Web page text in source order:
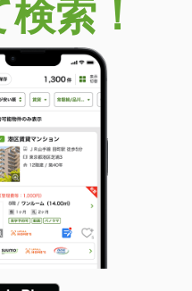
山市八尾町杉田
市四方北窪
索！